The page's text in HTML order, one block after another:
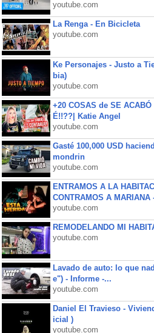
youtube.com
La Renga - En Bicicleta
youtube.com
Ke Personajes - Justo a
bia)
youtube.com
+20 COSAS de SE
É!!??| Katie Angel
youtube.com
Gasté 100,000 USD
mondrin
youtube.com
ENTRAMOS A LA
CONTRAMOS A MARIANA
youtube.com
REMODELANDO MI
youtube.com
Lavado de auto: lo que
e") - Informe -...
youtube.com
Daniel El Travieso -
icial )
youtube.com